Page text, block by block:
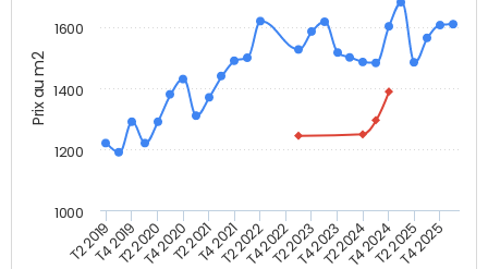
Prix au m2
T2 2019T4 2019T2 2020T4 2020T2 2021T4 2021T2 2022T4 2022T2 2023T4 2023T2 2024T4 2024T2 2025T4 2025
1000
1200
1400
1600